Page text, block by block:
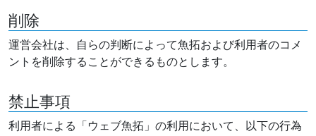
削除
運営会社は、自らの判断によって魚拓および利用者のコメ
ントを削除することができるものとします。
禁止事項
利用者による「ウェブ魚拓」の利用において、以下の行為